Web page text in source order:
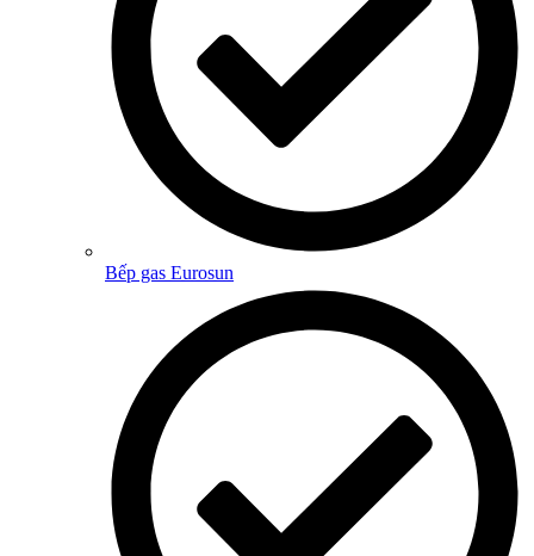
Bếp gas Eurosun